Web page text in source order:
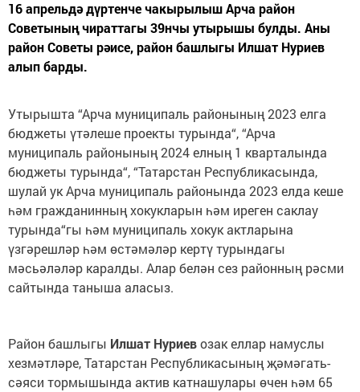
16 апрельдә дүртенче чакырылыш Арча район
Советының чираттагы 39нчы утырышы булды. Аны
район Советы рәисе, район башлыгы Илшат Нуриев
алып барды.
Утырышта “Арча муниципаль районының 2023 елга
бюджеты үтәлеше проекты турында“, “Арча
муниципаль районының 2024 елның 1 кварталында
бюджеты турында“, “Татарстан Республикасында,
шулай ук Арча муниципаль районында 2023 елда кеше
һәм гражданинның хокукларын һәм иреген саклау
турында“гы һәм муниципаль хокук актларына
үзгәрешләр һәм өстәмәләр кертү турындагы
мәсьәләләр каралды. Алар белән сез районның рәсми
сайтында таныша аласыз.
Район башлыгы Илшат Нуриевозак еллар намуслы
хезмәтләре, Татарстан Республикасының җәмәгать-
сәяси тормышында актив катнашулары өчен һәм 65